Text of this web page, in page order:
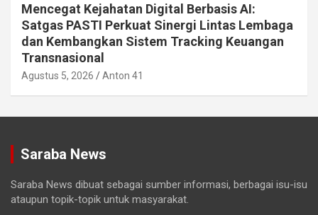
Mencegat Kejahatan Digital Berbasis AI:
Satgas PASTI Perkuat Sinergi Lintas Lembaga
dan Kembangkan Sistem Tracking Keuangan
Transnasional
Agustus 5, 2026 Anton 41
Saraba News
Saraba News dibuat sebagai sumber informasi, berbagai isu-isu
ataupun topik-topik untuk masyarakat.